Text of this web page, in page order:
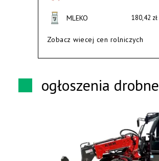
MLEKO 180,42 zł
Zobacz wiecej cen rolniczych
ogłoszenia drobne